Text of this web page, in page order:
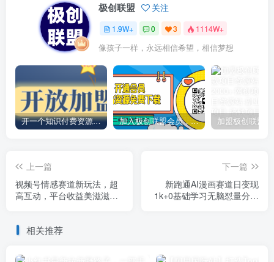
极创联盟 关注
1.9W+ 0 3 1114W+
像孩子一样，永远相信希望，相信梦想
开一个知识付费资源网站，小白也能日入1000+ 加入极创联盟会员，全站资源免费学习。
上一篇
视频号情感赛道新玩法，超
高互动，平台收益美滋滋，
下一篇
新跑通AI漫画赛道日变现
1k+0基础学习无脑怼量分分
相关推荐